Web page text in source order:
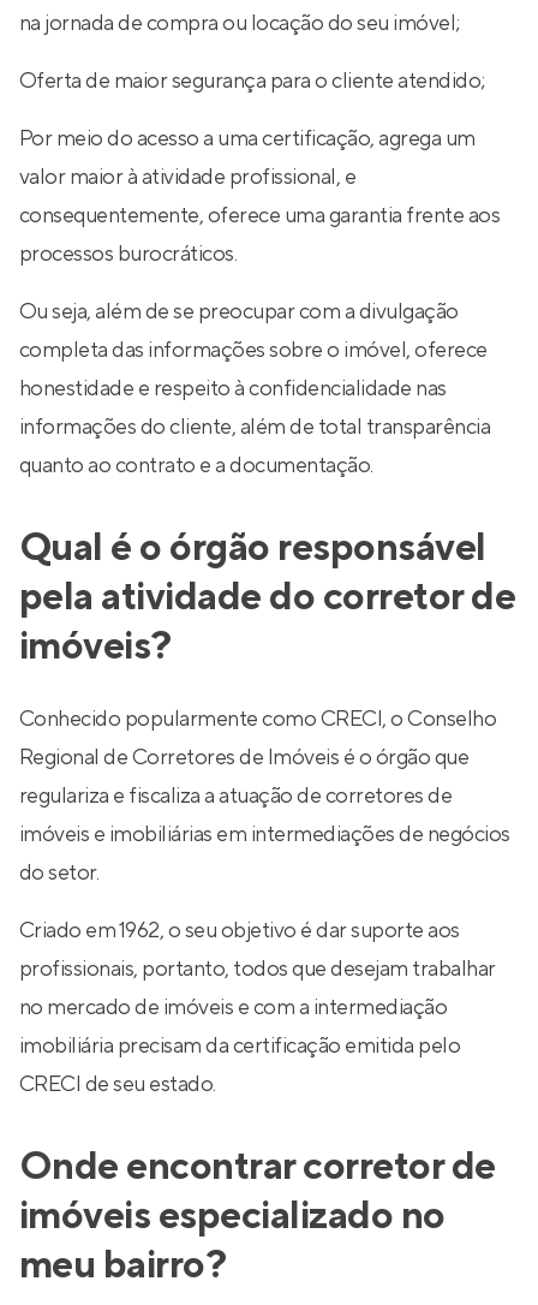
na jornada de compra ou locação do seu imóvel;
Oferta de maior segurança para o cliente atendido;
Por meio do acesso a uma certificação, agrega um
valor maior à atividade profissional, e
consequentemente, oferece uma garantia frente aos
processos burocráticos.
Ou seja, além de se preocupar com a divulgação
completa das informações sobre o imóvel, oferece
honestidade e respeito à confidencialidade nas
informações do cliente, além de total transparência
quanto ao contrato e a documentação.
Qual é o órgão responsável
pela atividade do corretor de
imóveis?
Conhecido popularmente como CRECI, o Conselho
Regional de Corretores de Imóveis é o órgão que
regulariza e fiscaliza a atuação de corretores de
imóveis e imobiliárias em intermediações de negócios
do setor.
Criado em 1962, o seu objetivo é dar suporte aos
profissionais, portanto, todos que desejam trabalhar
no mercado de imóveis e com a intermediação
imobiliária precisam da certificação emitida pelo
CRECI de seu estado.
Onde encontrar corretor de
imóveis especializado no
meu bairro?